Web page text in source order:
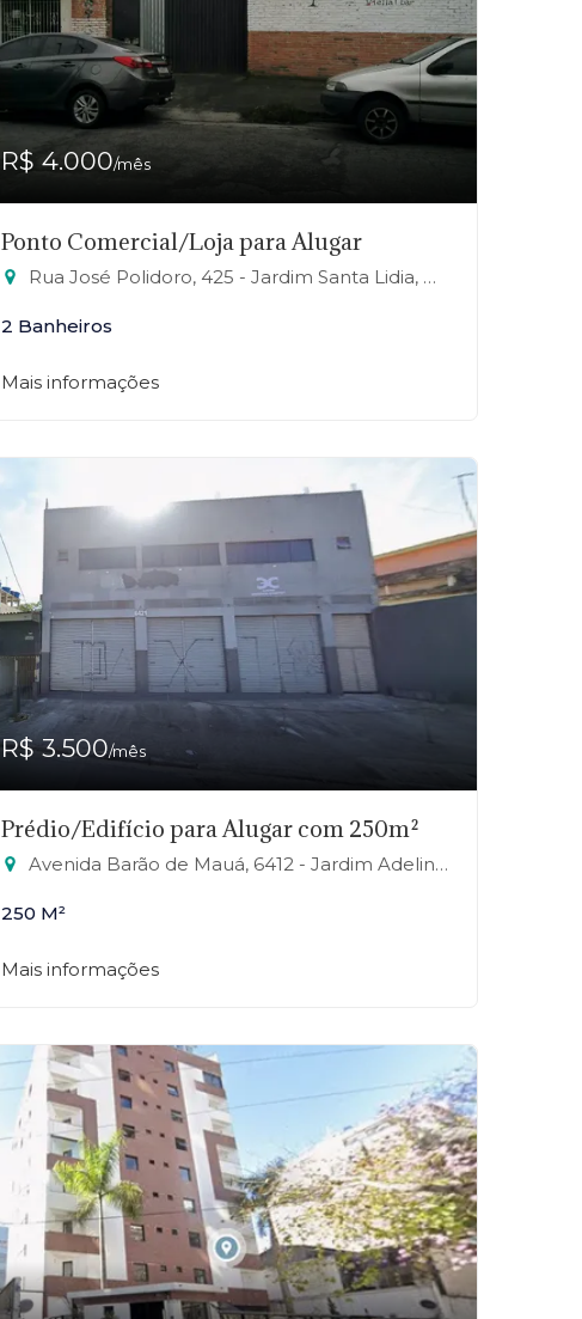
R$ 4.000/mês
Ponto Comercial/Loja para Alugar
Rua José Polidoro, 425 - Jardim Santa Lidia, Mauá-SP
2 Banheiros
Mais informações
R$ 3.500/mês
Prédio/Edifício para Alugar com 250m²
Avenida Barão de Mauá, 6412 - Jardim Adelina, Mauá-SP
250 M²
Mais informações